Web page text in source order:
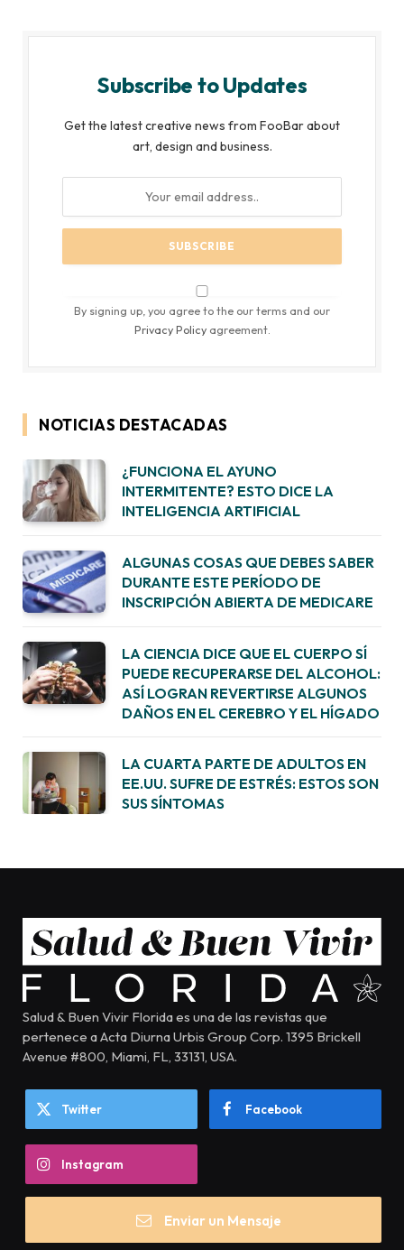
Subscribe to Updates
Get the latest creative news from FooBar about
art, design and business.
By signing up, you agree to the our terms and our
Privacy Policyagreement.
NOTICIAS DESTACADAS
¿FUNCIONA EL AYUNO
INTERMITENTE? ESTO DICE LA
INTELIGENCIA ARTIFICIAL
ALGUNAS COSAS QUE DEBES SABER
DURANTE ESTE PERÍODO DE
INSCRIPCIÓN ABIERTA DE MEDICARE
LA CIENCIA DICE QUE EL CUERPO SÍ
PUEDE RECUPERARSE DEL ALCOHOL:
ASÍ LOGRAN REVERTIRSE ALGUNOS
DAÑOS EN EL CEREBRO Y EL HÍGADO
LA CUARTA PARTE DE ADULTOS EN
EE.UU. SUFRE DE ESTRÉS: ESTOS SON
SUS SÍNTOMAS
Salud & Buen Vivir Florida es una de las revistas que
pertenece a Acta Diurna Urbis Group Corp. 1395 Brickell
Avenue #800, Miami, FL, 33131, USA.
Twitter Facebook
Instagram
Enviar un Mensaje